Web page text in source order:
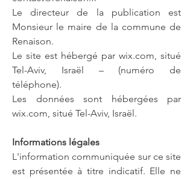
Le directeur de la publication est
Monsieur le maire de la commune de
Renaison.
Le site est hébergé par wix.com, situé
Tel-Aviv, Israël – (numéro de
téléphone).
Les données sont hébergées par
wix.com, situé Tel-Aviv, Israël.
Informations légales
L'information communiquée sur ce site
est présentée à titre indicatif. Elle ne